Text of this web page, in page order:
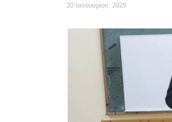
20 Ιανουαρίου, 2020